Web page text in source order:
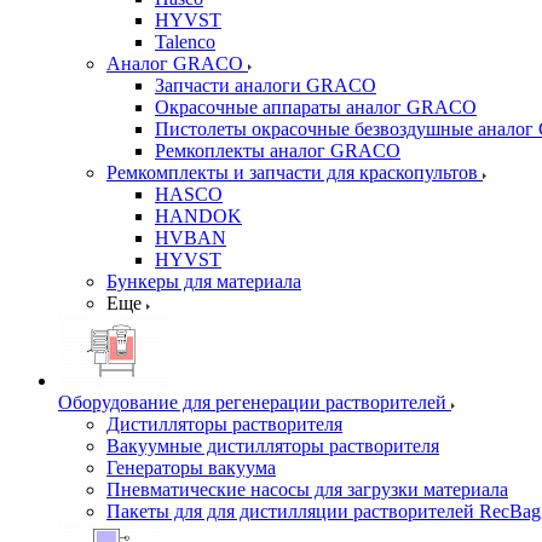
HYVST
Talenco
Аналог GRACO
Запчасти аналоги GRACO
Окрасочные аппараты аналог GRACO
Пистолеты окрасочные безвоздушные аналог
Ремкоплекты аналог GRACO
Ремкомплекты и запчасти для краскопультов
HASCO
HANDOK
HVBAN
HYVST
Бункеры для материала
Еще
Оборудование для регенерации растворителей
Дистилляторы растворителя
Вакуумные дистилляторы растворителя
Генераторы вакуума
Пневматические насосы для загрузки материала
Пакеты для для дистилляции растворителей RecBag